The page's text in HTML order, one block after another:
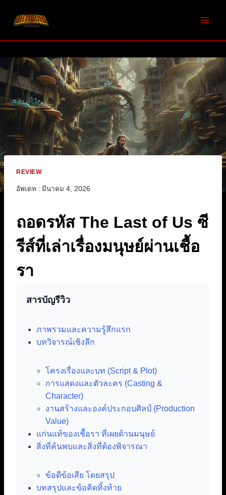
REVIEW
อัพเดท : มีนาคม 4, 2026
ถอดรหัส The Last of Us ซี
รีส์ที่เล่าเรื่องมนุษย์ผ่านเชื้อ
รา
สารบัญรีวิว
ภาพรวมและความรู้สึกแรก
บทวิจารณ์เชิงลึก
โครงเรื่องและบท (Script & Plot)
การแสดงและตัวละคร (Casting &
Character)
งานสร้างและองค์ประกอบศิลป์ (Production
Value)
แก่นแท้ของเชื้อรา ที่เผยด้านมนุษย์
สิ่งที่ค้นพบและสิ่งที่ต้องพิจารณา
ข้อดีข้อเสีย โดยสรุป
บทสรุปและข้อคิดทิ้งท้าย